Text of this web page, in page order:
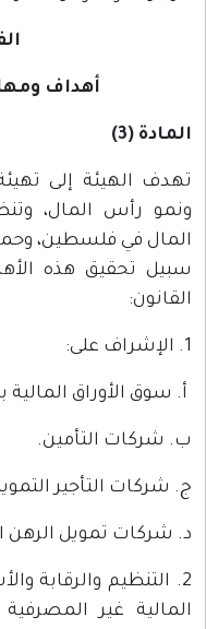
أهداف
المادة (3)
تهدف الهيئة إلى
ونمو رأس المال،
المال في فلسطين،
سبيل تحقيق هذه
القانون:
1. الإشراف على:
أ. سوق الأوراق
ب. شركات التأمين.
ج. شركات التأجير
د. شركات تمويل الرهن
2. التنظيم
المالية غير